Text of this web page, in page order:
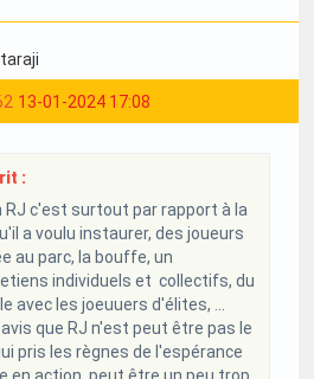
13-01-2024 17:08
:
RJ c'est surtout par rapport à la
a voulu instaurer, des joueurs
au parc, la bouffe, un
individuels et collectifs, du
avec les joeuuers d'élites, ...
que RJ n'est peut être pas le
pris les règnes de l'espérance